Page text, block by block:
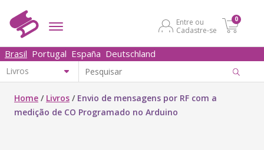
Entre ou
Cadastre-se
0
Brasil Portugal España Deutschland
Home / Livros / Envio de mensagens por RF com a
medição de CO Programado no Arduino